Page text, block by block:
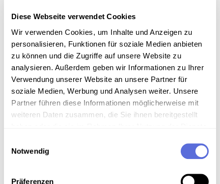
Diese Webseite verwendet Cookies
Wir verwenden Cookies, um Inhalte und Anzeigen zu
personalisieren, Funktionen für soziale Medien anbieten
zu können und die Zugriffe auf unsere Website zu
analysieren. Außerdem geben wir Informationen zu Ihrer
Verwendung unserer Website an unsere Partner für
soziale Medien, Werbung und Analysen weiter. Unsere
Partner führen diese Informationen möglicherweise mit
weiteren Daten zusammen, die Sie ihnen bereitgestellt
Notwendig
Präferenzen
Information
Inhalt
Der Wortlaut der Deklaration wird vom
Bundeskanzler verlesen.
Sammlungsgeschichte
7. Gesetzgebungsperiode des Nationalrates / VII.